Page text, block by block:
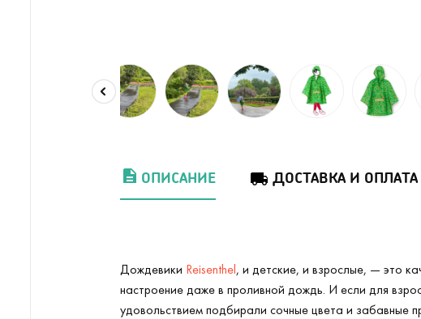
ОПИСАНИЕ ДОСТАВКА И ОПЛАТА
Дождевики Reisenthel, и детские, и взрослые, — это
настроение даже в проливной дождь. И если для
удовольствием подбирали сочные цвета и забавные